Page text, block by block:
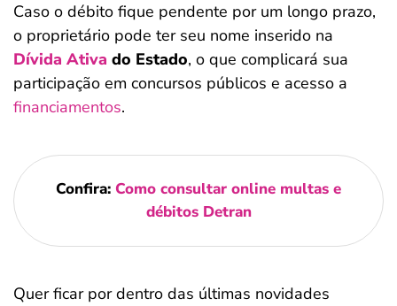
Caso o débito fique pendente por um longo prazo,
o proprietário pode ter seu nome inserido na
Dívida Ativa do Estado, o que complicará sua
participação em concursos públicos e acesso a
financiamentos.
Confira: Como consultar online multas e
débitos Detran
Quer ficar por dentro das últimas novidades